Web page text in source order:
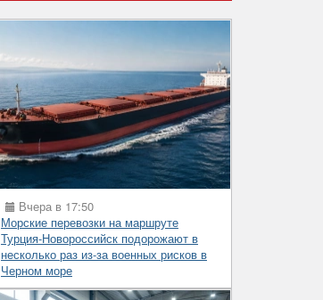
Вчера в 17:50
Морские перевозки на маршруте
Турция-Новороссийск подорожают в
несколько раз из-за военных рисков в
Черном море